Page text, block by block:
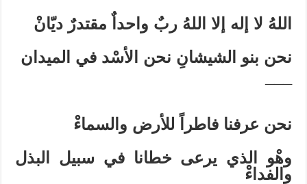
اللهُ لا إله إلا اللهُ ربٌ واحداٌ مقتدرٌ ديّانْ
نحن بنو الشيشانِ نحن الأسْد في الميدان
¯¯¯
نحن عرفنا فاطراً للأرض والسماءْ
وهْو الذي يرعى خطانا في سبيل البذل
والفداءْ